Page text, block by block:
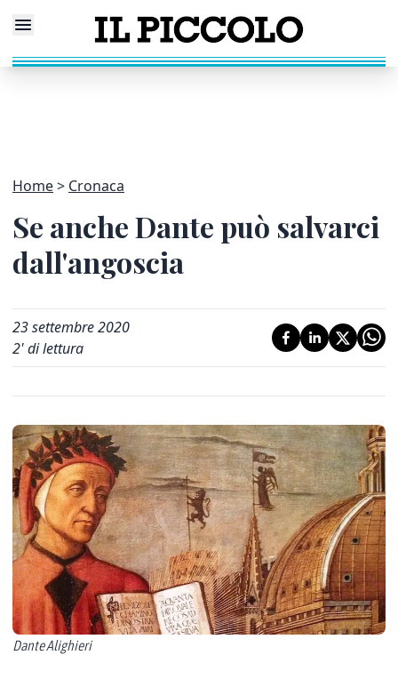
Home Cronaca
Se anche Dante può salvarci
dall'angoscia
23 settembre 2020
2' di lettura
Dante Alighieri